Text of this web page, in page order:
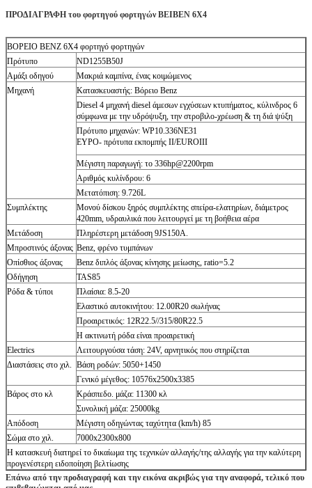
ΠΡΟΔΙΑΓΡΑΦΗ του φορτηγού φορτηγών BEIBEN 6X4
ΒΟΡΕΙΟ BENZ 6X4 φορτηγό φορτηγών
Πρότυπο
ND1255B50J
Αμάξι οδηγού
Μακριά καμπίνα, ένας κοιμώμενος
Μηχανή
Κατασκευαστής: Βόρειο Benz
Diesel 4 μηχανή diesel άμεσων εγχύσεων κτυπήματος, κύλινδρος 6
σύμφωνα με την υδρόψυξη, την στροβιλο-χρέωση & τη διά ψύξη
Πρότυπο μηχανών: WP10.336NE31
ΕΥΡΟ- πρότυπα εκπομπής II/EUROIII
Μέγιστη παραγωγή: το 336hp@2200rpm
Αριθμός κυλίνδρου: 6
Μετατόπιση: 9.726L
Συμπλέκτης
Μονού δίσκου ξηρός συμπλέκτης σπείρα-ελατηρίων, διάμετρος
420mm, υδραυλικά που λειτουργεί με τη βοήθεια αέρα
Μετάδοση
Πληρέστερη μετάδοση 9JS150A.
Μπροστινός άξονας Benz, φρένο τυμπάνων
Οπίσθιος άξονας
Benz διπλός άξονας κίνησης μείωσης, ratio=5.2
Οδήγηση
TAS85
Ρόδα & τύποι
Πλαίσια: 8.5-20
Ελαστικό αυτοκινήτου: 12.00R20 σωλήνας
Προαιρετικός: 12R22.5//315/80R22.5
Η ακτινωτή ρόδα είναι προαιρετική
Electrics
Λειτουργούσα τάση: 24V, αρνητικός που στηρίζεται
Διαστάσεις στο χιλ. Βάση ροδών: 5050+1450
Γενικό μέγεθος: 10576x2500x3385
Βάρος στο κλ
Κράσπεδο. μάζα: 11300 κλ
Συνολική μάζα: 25000kg
Απόδοση
Μέγιστη οδηγώντας ταχύτητα (km/h) 85
Σώμα στο χιλ.
7000x2300x800
Η κατασκευή διατηρεί το δικαίωμα της τεχνικών αλλαγής/της αλλαγής για την καλύτερη
προγενέστερη ειδοποίηση βελτίωσης
Επάνω από την προδιαγραφή και την εικόνα ακριβώς για την αναφορά, τελικό που